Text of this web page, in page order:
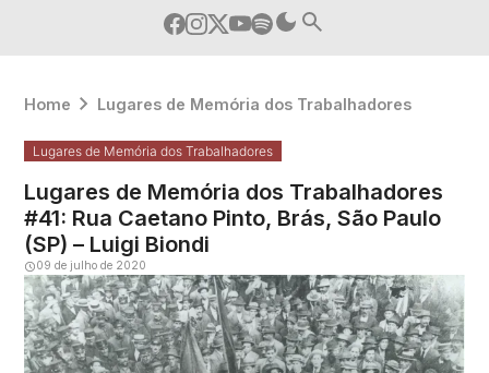
Home Lugares de Memória dos Trabalhadores
Lugares de Memória dos Trabalhadores
Lugares de Memória dos Trabalhadores
#41: Rua Caetano Pinto, Brás, São Paulo
(SP) – Luigi Biondi
09 de julho de 2020